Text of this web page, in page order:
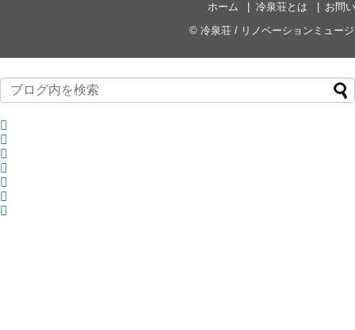
ホーム 冷泉荘とは
お問
© 冷泉荘 / リノベーションミュー